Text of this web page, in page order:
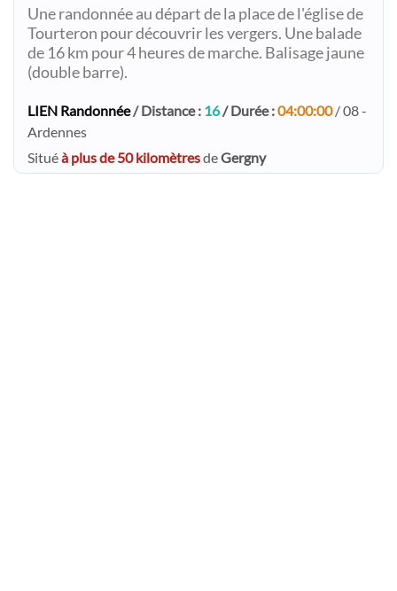
Une randonnée au départ de la place de l'église de
Tourteron pour découvrir les vergers. Une balade
de 16 km pour 4 heures de marche. Balisage jaune
(double barre).
LIEN Randonnée/ Distance : 16/ Durée :04:00:00/ 08 -
Ardennes
Situéà plus de 50 kilomètresdeGergny